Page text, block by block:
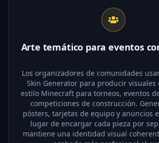
Arte temático para eventos
Los organizadores de comunidades
Skin Generator para producir visuales
estilo Minecraft para torneos, eventos
competiciones de construcción.
pósters, tarjetas de equipo y anuncios
lugar de encargar cada pieza por
mantiene una identidad visual